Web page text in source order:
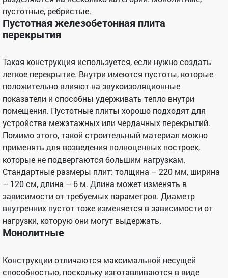
пустотные, ребристые.
Пустотная железобетонная плита
перекрытия
Такая конструкция используется, если нужно создать
легкое перекрытие. Внутри имеются пустоты, которые
положительно влияют на звукоизоляционные
показатели и способны удерживать тепло внутри
помещения. Пустотные плиты хорошо подходят для
устройства межэтажных или чердачных перекрытий.
Помимо этого, такой строительный материал можно
применять для возведения полноценных построек,
которые не подвергаются большим нагрузкам.
Стандартные размеры плит: толщина – 220 мм, ширина
– 120 см, длина – 6 м. Длина может изменять в
зависимости от требуемых параметров. Диаметр
внутренних пустот тоже изменяется в зависимости от
нагрузки, которую они могут выдержать.
Монолитные
Конструкции отличаются максимальной несущей
способностью, поскольку изготавливаются в виде